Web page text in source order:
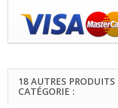
18 AUTRES
CATÉGORIE :